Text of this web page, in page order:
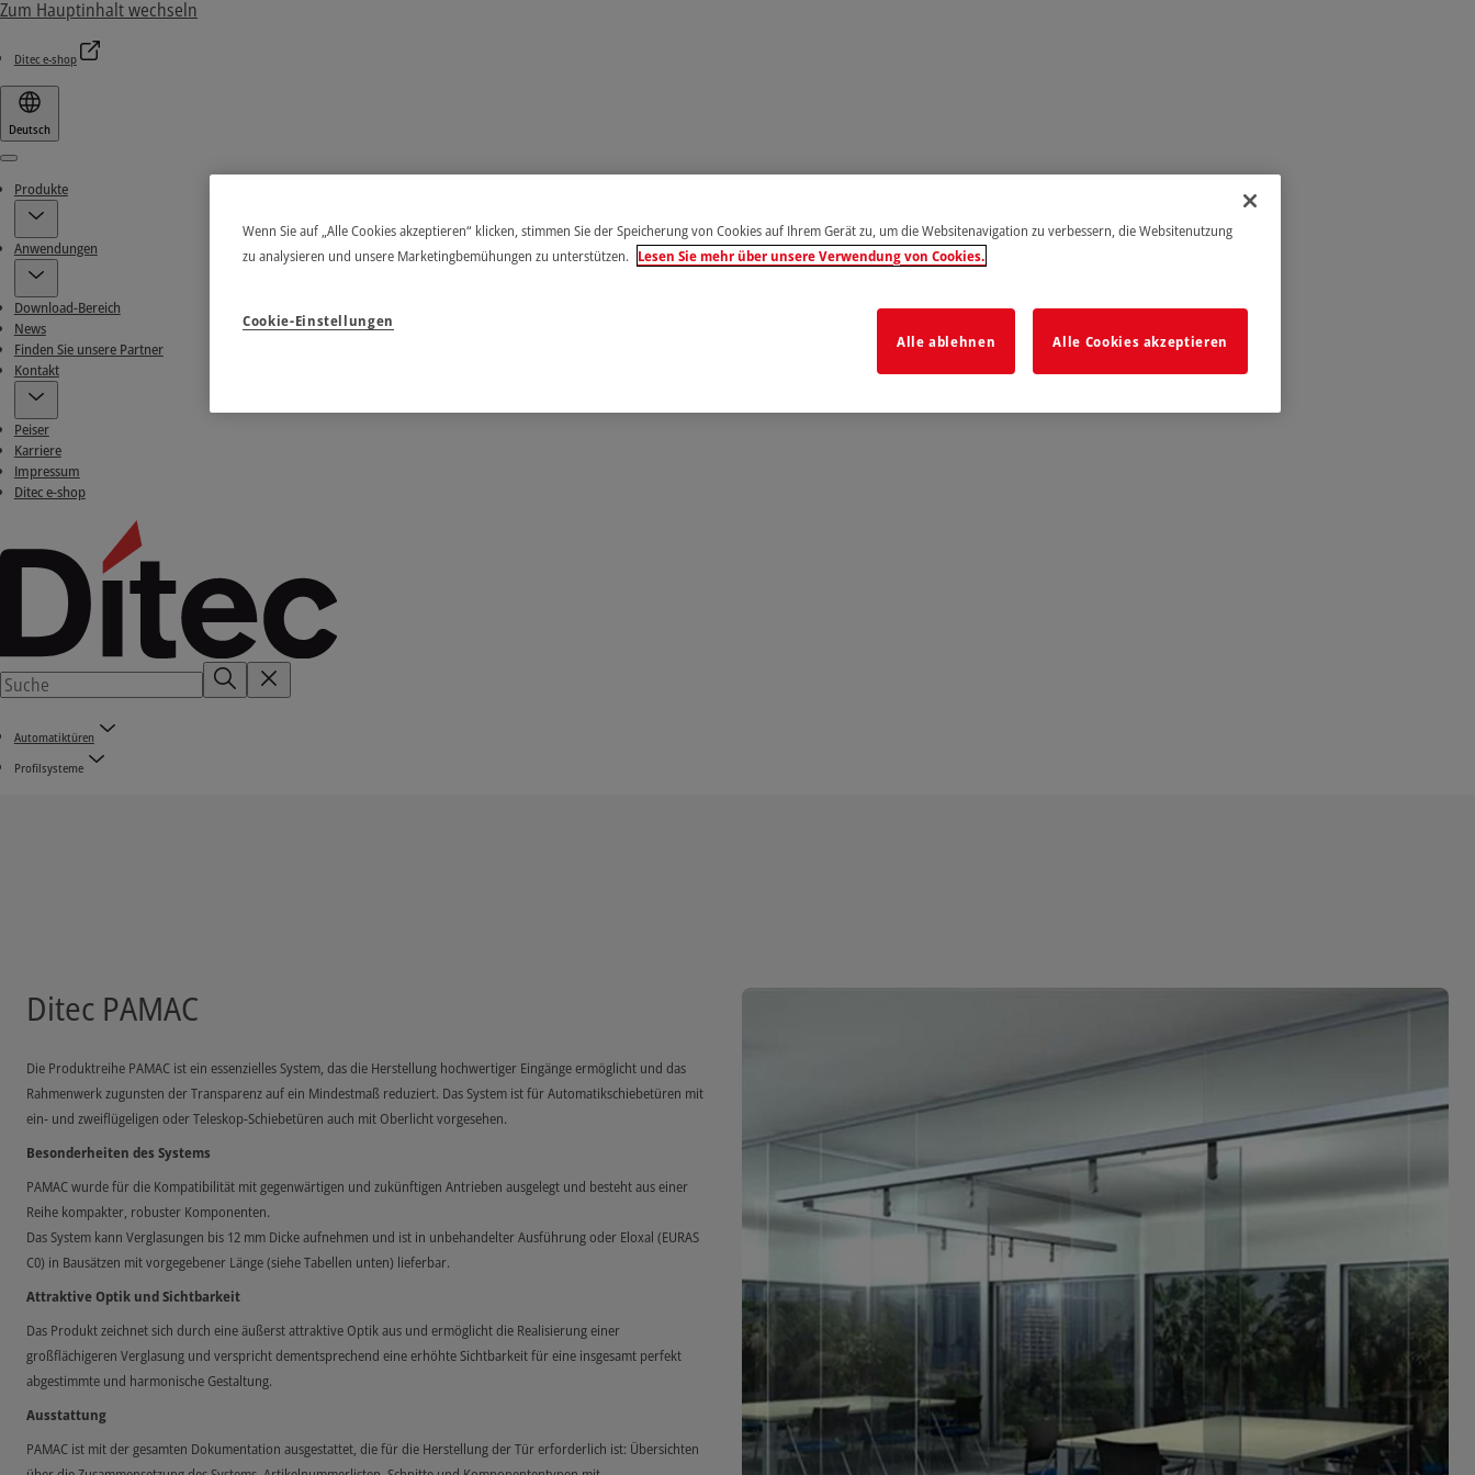
Zum Hauptinhalt wechseln
Ditec e-shop
Deutsch
Menu
Produkte
Anwendungen
Download-Bereich
News
Finden Sie unsere Partner
Kontakt
Peiser
Karriere
Impressum
Ditec e-shop
Automatiktüren
Profilsysteme
Ditec PAMAC
Die Produktreihe PAMAC ist ein essenzielles System, das die Herstellung hochwertiger Eingänge ermöglicht und das
Rahmenwerk zugunsten der Transparenz auf ein Mindestmaß reduziert. Das System ist für Automatikschiebetüren mit
ein- und zweiflügeligen oder Teleskop-Schiebetüren auch mit Oberlicht vorgesehen.
Besonderheiten des Systems
PAMAC wurde für die Kompatibilität mit gegenwärtigen und zukünftigen Antrieben ausgelegt und besteht aus einer
Reihe kompakter, robuster Komponenten.
Das System kann Verglasungen bis 12 mm Dicke aufnehmen und ist in unbehandelter Ausführung oder Eloxal (EURAS
C0) in Bausätzen mit vorgegebener Länge (siehe Tabellen unten) lieferbar.
Attraktive Optik und Sichtbarkeit
Das Produkt zeichnet sich durch eine äußerst attraktive Optik aus und ermöglicht die Realisierung einer
großflächigeren Verglasung und verspricht dementsprechend eine erhöhte Sichtbarkeit für eine insgesamt perfekt
abgestimmte und harmonische Gestaltung.
Ausstattung
PAMAC ist mit der gesamten Dokumentation ausgestattet, die für die Herstellung der Tür erforderlich ist: Übersichten
Wenn Sie auf „Alle Cookies akzeptieren“ klicken, stimmen Sie der Speicherung von Cookies auf Ihrem Gerät zu, um die Websitenavigation zu verbessern, die Websitenutzung
zu analysieren und unsere Marketingbemühungen zu unterstützen. Lesen Sie mehr über unsere Verwendung von Cookies.
Alle ablehnen Alle Cookies akzeptieren
Cookie-Einstellungen